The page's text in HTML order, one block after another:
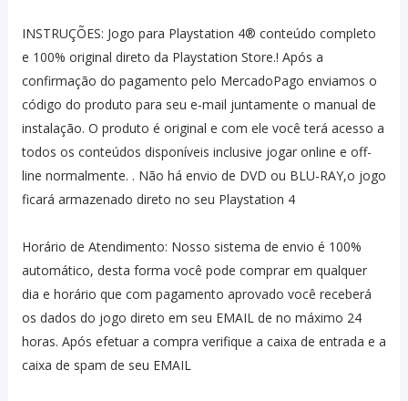
INSTRUÇÕES: Jogo para Playstation 4® conteúdo completo
e 100% original direto da Playstation Store.! Após a
confirmação do pagamento pelo MercadoPago enviamos o
código do produto para seu e-mail juntamente o manual de
instalação. O produto é original e com ele você terá acesso a
todos os conteúdos disponíveis inclusive jogar online e off-
line normalmente. . Não há envio de DVD ou BLU-RAY,o jogo
ficará armazenado direto no seu Playstation 4
Horário de Atendimento: Nosso sistema de envio é 100%
automático, desta forma você pode comprar em qualquer
dia e horário que com pagamento aprovado você receberá
os dados do jogo direto em seu EMAIL de no máximo 24
horas. Após efetuar a compra verifique a caixa de entrada e a
caixa de spam de seu EMAIL